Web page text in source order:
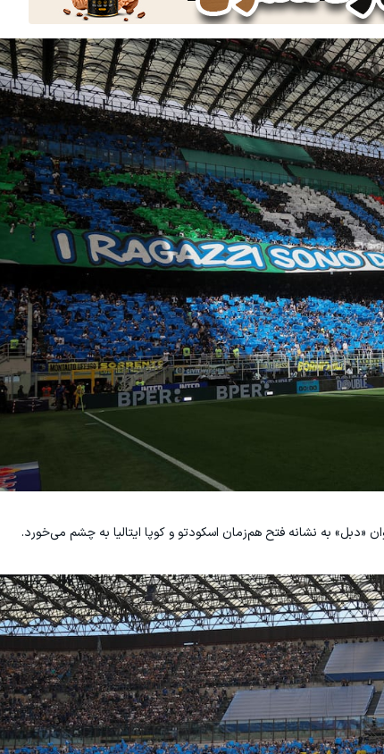
به نشانه فتح هم‌زمان اسکودتو و کوپا ایتالیا به چشم می‌خورد.